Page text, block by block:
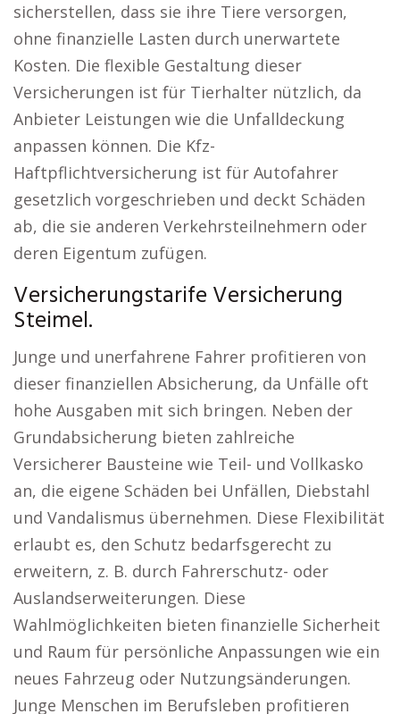
sicherstellen, dass sie ihre Tiere versorgen,
ohne finanzielle Lasten durch unerwartete
Kosten. Die flexible Gestaltung dieser
Versicherungen ist für Tierhalter nützlich, da
Anbieter Leistungen wie die Unfalldeckung
anpassen können. Die Kfz-
Haftpflichtversicherung ist für Autofahrer
gesetzlich vorgeschrieben und deckt Schäden
ab, die sie anderen Verkehrsteilnehmern oder
deren Eigentum zufügen.
Versicherungstarife Versicherung
Steimel.
Junge und unerfahrene Fahrer profitieren von
dieser finanziellen Absicherung, da Unfälle oft
hohe Ausgaben mit sich bringen. Neben der
Grundabsicherung bieten zahlreiche
Versicherer Bausteine wie Teil- und Vollkasko
an, die eigene Schäden bei Unfällen, Diebstahl
und Vandalismus übernehmen. Diese Flexibilität
erlaubt es, den Schutz bedarfsgerecht zu
erweitern, z. B. durch Fahrerschutz- oder
Auslandserweiterungen. Diese
Wahlmöglichkeiten bieten finanzielle Sicherheit
und Raum für persönliche Anpassungen wie ein
neues Fahrzeug oder Nutzungsänderungen.
Junge Menschen im Berufsleben profitieren